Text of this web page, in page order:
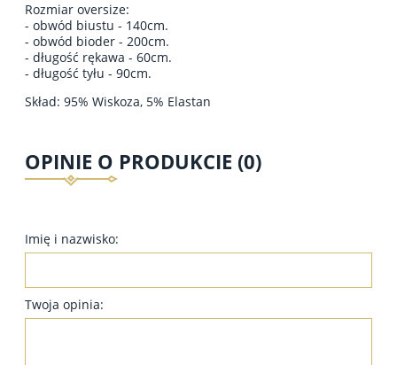
Rozmiar oversize:
- obwód biustu - 140cm.
- obwód bioder - 200cm.
- długość rękawa - 60cm.
- długość tyłu - 90cm.
Skład: 95% Wiskoza, 5% Elastan
OPINIE O PRODUKCIE (0)
Imię i nazwisko:
Twoja opinia: